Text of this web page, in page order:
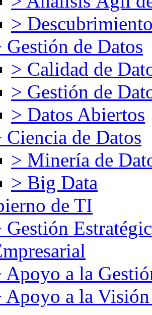
>
Gestión de Datos
> Calidad de
> Gestión de
> Datos Abiertos
Ciencia de Datos
> Minería de
> Big Data
de TI
Gestión
Apoyo a la
Apoyo a la